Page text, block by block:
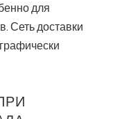
для
Сеть доставки